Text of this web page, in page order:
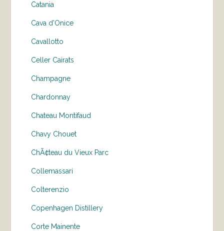
Catania
Cava d'Onice
Cavallotto
Celler Cairats
Champagne
Chardonnay
Chateau Montifaud
Chavy Chouet
ChÃ¢teau du Vieux Parc
Collemassari
Colterenzio
Copenhagen Distillery
Corte Mainente